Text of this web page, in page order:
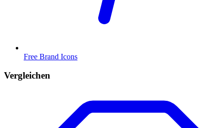
Free Brand Icons
Vergleichen